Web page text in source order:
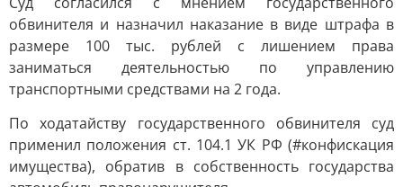
обвинителя и назначил наказание в виде штрафа в
размере 100 тыс. рублей с лишением права
заниматься деятельностью по управлению
транспортными средствами на 2 года.
По ходатайству государственного обвинителя суд
применил положения ст. 104.1 УК РФ (#конфискация
имущества), обратив в собственность государства